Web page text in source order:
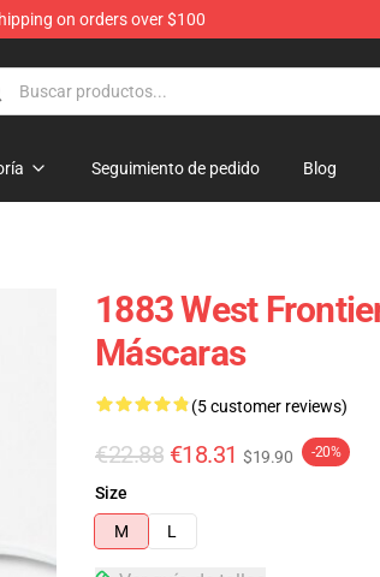
on orders over $100
Seguimiento de pedido Blog
1883 West
Máscaras
(5 customer reviews)
€22.88 €18.31 $19.90 -20%
Size
M
L